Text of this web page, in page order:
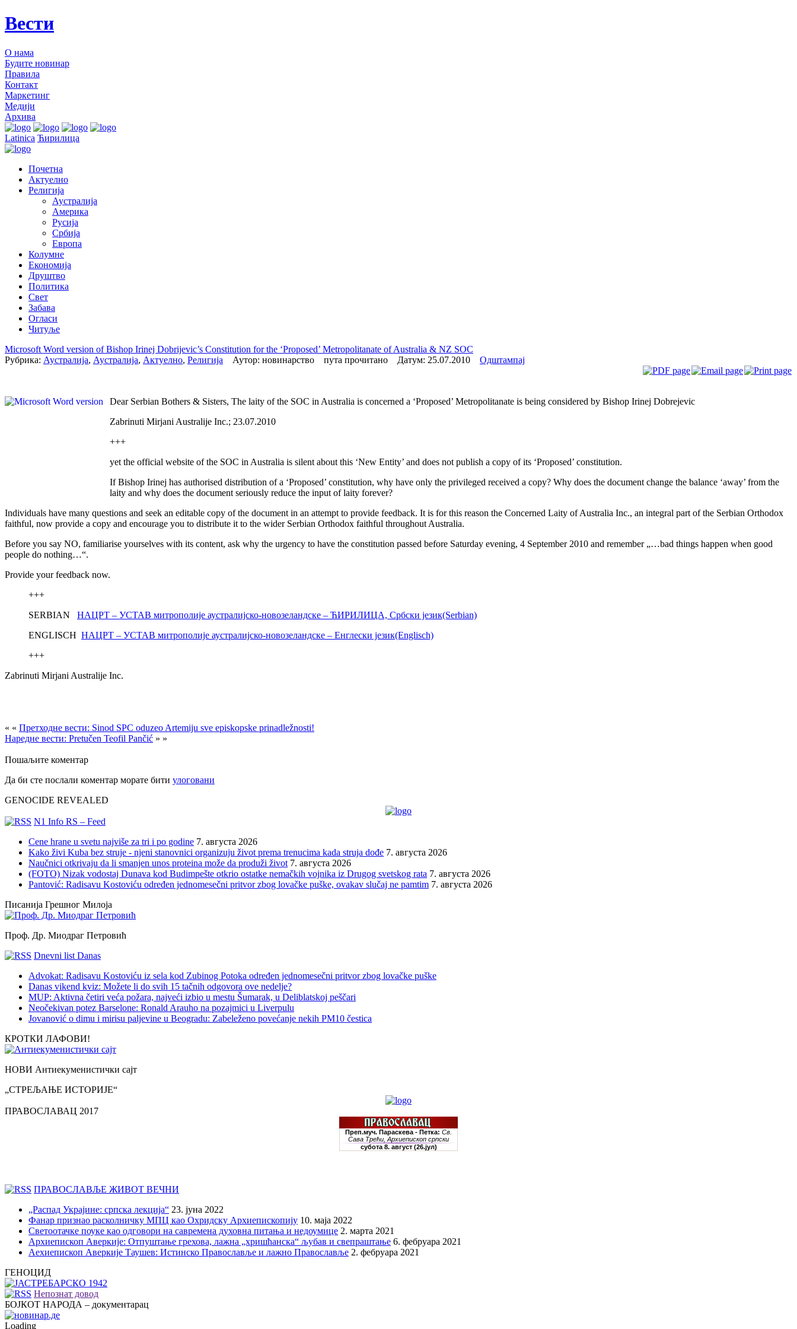
Вести
О нама
Будите новинар
Правила
Контакт
Маркетинг
Медији
Архива
Latinica Ћирилица
Почетна
Актуелно
Религија
Аустралија
Америка
Русија
Србија
Европа
Колумне
Економија
Друштво
Политика
Свет
Забава
Огласи
Читуље
Microsoft Word version of Bishop Irinej Dobrijevic’s Constitution for the ‘Proposed’ Metropolitanate of Australia & NZ SOC
Рубрика: Аустралија, Аустралија, Актуелно, Религија Аутор: новинарство пута прочитано Датум: 25.07.2010 Одштампај
Dear Serbian Bothers & Sisters, The laity of the SOC in Australia is concerned a ‘Proposed’ Metropolitanate is being considered by Bishop Irinej Dobrejevic
Zabrinuti Mirjani Australije Inc.; 23.07.2010
+++
yet the official website of the SOC in Australia is silent about this ‘New Entity’ and does not publish a copy of its ‘Proposed’ constitution.
If Bishop Irinej has authorised distribution of a ‘Proposed’ constitution, why have only the privileged received a copy? Why does the document change the balance ‘away’ from the
laity and why does the document seriously reduce the input of laity forever?
Individuals have many questions and seek an editable copy of the document in an attempt to provide feedback. It is for this reason the Concerned Laity of Australia Inc., an integral part of the Serbian Orthodox
faithful, now provide a copy and encourage you to distribute it to the wider Serbian Orthodox faithful throughout Australia.
Before you say NO, familiarise yourselves with its content, ask why the urgency to have the constitution passed before Saturday evening, 4 September 2010 and remember „…bad things happen when good
people do nothing…“.
Provide your feedback now.
+++
SERBIAN НАЦРТ – УСТАВ митрополије аустралијско-новозеландске – ЋИРИЛИЦА, Србски језик(Serbian)
ENGLISCH НАЦРТ – УСТАВ митрополије аустралијско-новозеландске – Енглески језик(Englisch)
+++
Zabrinuti Mirjani Australije Inc.
« « Претходне вести: Sinod SPC oduzeo Artemiju sve episkopske prinadležnosti!
Наредне вести: Pretučen Teofil Pančić » »
Пошаљите коментар
Да би сте послали коментар морате бити улоговани
GENOCIDE REVEALED
N1 Info RS – Feed
Cene hrane u svetu najviše za tri i po godine 7. августа 2026
Kako živi Kuba bez struje - njeni stanovnici organizuju život prema trenucima kada struja dođe 7. августа 2026
Naučnici otkrivaju da li smanjen unos proteina može da produži život 7. августа 2026
(FOTO) Nizak vodostaj Dunava kod Budimpešte otkrio ostatke nemačkih vojnika iz Drugog svetskog rata 7. августа 2026
Pantović: Radisavu Kostoviću određen jednomesečni pritvor zbog lovačke puške, ovakav slučaj ne pamtim 7. августа 2026
Писанија Грешног Милоја
Проф. Др. Миодраг Петровић
Dnevni list Danas
Advokat: Radisavu Kostoviću iz sela kod Zubinog Potoka određen jednomesečni pritvor zbog lovačke puške
Danas vikend kviz: Možete li do svih 15 tačnih odgovora ove nedelje?
MUP: Aktivna četiri veća požara, najveći izbio u mestu Šumarak, u Deliblatskoj peščari
Neočekivan potez Barselone: Ronald Arauho na pozajmici u Liverpulu
Jovanović o dimu i mirisu paljevine u Beogradu: Zabeleženo povećanje nekih PM10 čestica
КРОТКИ ЛАФОВИ!
НОВИ Антиекуменистички сајт
„СТРЕЉАЊЕ ИСТОРИЈЕ“
ПРАВОСЛАВАЦ 2017
ПРАВОСЛАВЉЕ ЖИВОТ ВЕЧНИ
„Распад Украјине: српска лекција“ 23. јуна 2022
Фанар признао расколничку МПЦ као Охридску Архиепископију 10. маја 2022
Светоотачке поуке као одговори на савремена духовна питања и недоумице 2. марта 2021
Архиепископ Аверкије: Отпуштање грехова, лажна „хришћанска“ љубав и свепраштање 6. фебруара 2021
Аехиепископ Аверкије Таушев: Истинско Православље и лажно Православље 2. фебруара 2021
ГЕНОЦИД
Непознат довод
БОЈКОТ НАРОДА – документарац
Loading